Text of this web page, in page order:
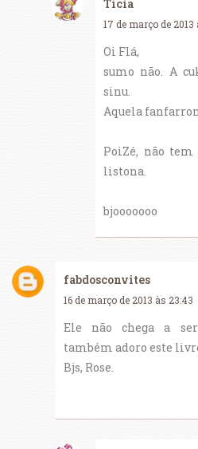
Tícia
17 de março de 2013
Oi Flá,
sumo não. A
sinu.
Aquela
PoiZé, não tem
listona.
bjooooooo
fabdosconvites
16 de março de 2013 às 23:43
Ele não chega a
também adoro este
Bjs, Rose.